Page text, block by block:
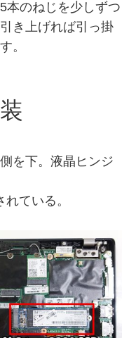
本のねじを少しずつ
き上げれば引っ掛
。
を下。液晶ヒンジ
ている。